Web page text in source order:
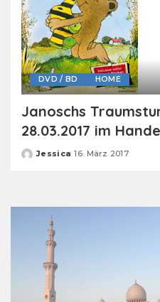
DVD / BD HOME
Janoschs
28.03.2017 im
Posted
Jessica 16. März 2017